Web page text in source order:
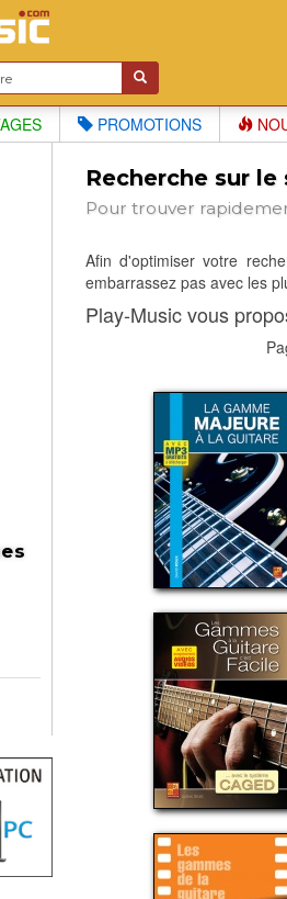
PROMOTIONS
Recherche sur le
Pour trouver
Afin d'optimiser votre
embarrassez pas avec les
Play-Music vous